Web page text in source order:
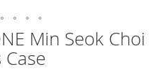
Min Seok Choi